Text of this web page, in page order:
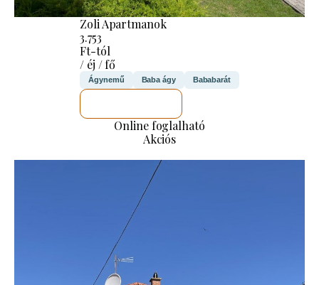
Zoli Apartmanok
3.753
Ft-tól
/ éj / fő
Ágynemű Baba ágy Bababarát
Online foglalható
Akciós